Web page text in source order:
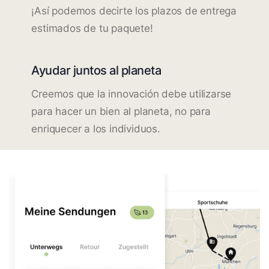
¡Así podemos decirte los plazos de entrega
estimados de tu paquete!
Ayudar juntos al planeta
Creemos que la innovación debe utilizarse
para hacer un bien al planeta, no para
enriquecer a los individuos.